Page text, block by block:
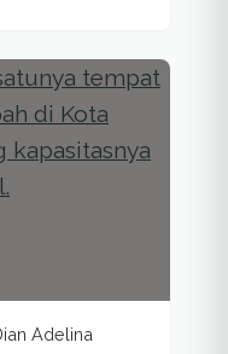
Adelina